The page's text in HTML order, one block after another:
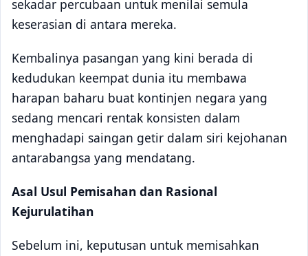
sekadar percubaan untuk menilai semula
keserasian di antara mereka.
Kembalinya pasangan yang kini berada di
kedudukan keempat dunia itu membawa
harapan baharu buat kontinjen negara yang
sedang mencari rentak konsisten dalam
menghadapi saingan getir dalam siri kejohanan
antarabangsa yang mendatang.
Asal Usul Pemisahan dan Rasional
Kejurulatihan
Sebelum ini, keputusan untuk memisahkan